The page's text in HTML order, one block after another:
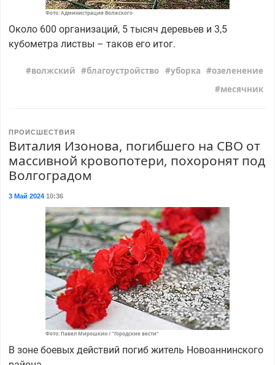
Фото: Администрация Волжского
Около 600 организаций, 5 тысяч деревьев и 3,5
кубометра листвы – таков его итог.
волжский благоустройство уборка
озеленение
месячник
ПРОИСШЕСТВИЯ
Виталия Изонова, погибшего на СВО от
массивной кровопотери, похоронят под
Волгоградом
3 Май 202410:36
Фото: Павел Мирошкин / "Городские вести"
В зоне боевых действий погиб житель Новоаннинского